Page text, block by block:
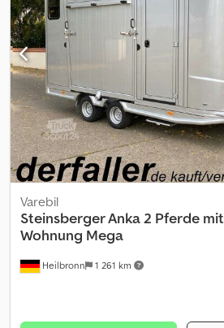
Heilbronn 1 261 km
Varebil
Steinsberger Anka 2 Pferde mit
Wohnung Mega